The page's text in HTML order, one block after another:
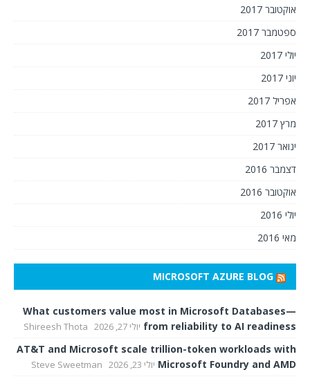
אוקטובר 2017
ספטמבר 2017
יולי 2017
יוני 2017
אפריל 2017
מרץ 2017
ינואר 2017
דצמבר 2016
אוקטובר 2016
יולי 2016
מאי 2016
MICROSOFT AZURE BLOG
What customers value most in Microsoft Databases—
from reliability to AI readiness יולי 27, 2026 Shireesh Thota
AT&T and Microsoft scale trillion-token workloads with
Microsoft Foundry and AMD יולי 23, 2026 Steve Sweetman